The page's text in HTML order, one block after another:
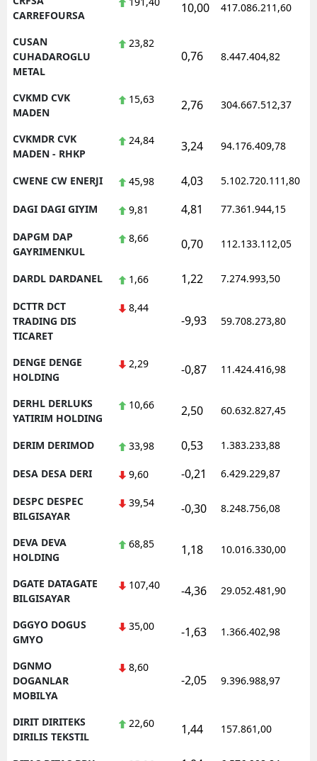
CARREFOURSA
10,00 417.086.211,60
CUSAN
CUHADAROGLU
METAL
23,82
0,76 8.447.404,82
CVKMD CVK
MADEN
15,63 2,76 304.667.512,37
CVKMDR CVK
MADEN - RHKP
24,84 3,24 94.176.409,78
CWENE CW ENERJI 45,98 4,03 5.102.720.111,80
DAGI DAGI GIYIM 9,81 4,81 77.361.944,15
DAPGM DAP
GAYRIMENKUL
8,66 0,70 112.133.112,05
DARDL DARDANEL 1,66 1,22 7.274.993,50
DCTTR DCT
TRADING DIS
TICARET
8,44
-9,93 59.708.273,80
DENGE DENGE
HOLDING
2,29 -0,87 11.424.416,98
DERHL DERLUKS
YATIRIM HOLDING
10,66 2,50 60.632.827,45
DERIM DERIMOD 33,98 0,53 1.383.233,88
DESA DESA DERI 9,60 -0,21 6.429.229,87
DESPC DESPEC
BILGISAYAR
39,54 -0,30 8.248.756,08
DEVA DEVA
HOLDING
68,85 1,18 10.016.330,00
DGATE DATAGATE
BILGISAYAR
107,40 -4,36 29.052.481,90
DGGYO DOGUS
GMYO
35,00 -1,63 1.366.402,98
DGNMO
DOGANLAR
MOBILYA
8,60
-2,05 9.396.988,97
DIRIT DIRITEKS
DIRILIS TEKSTIL
22,60 1,44 157.861,00